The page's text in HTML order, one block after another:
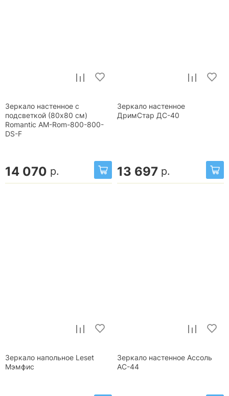
Зеркало настенное с
подсветкой (80x80 см)
Romantic AM-Rom-800-800-
DS-F
14 070 р.
Зеркало настенное
ДримСтар ДС-40
13 697 р.
Зеркало напольное Leset
Мэмфис
Зеркало настенное Ассоль
АС-44